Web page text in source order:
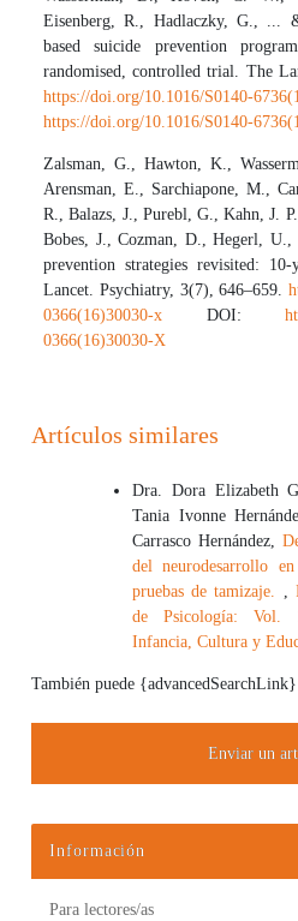
Eisenberg, R., Hadlaczky, G., ...
based suicide prevention
randomised, controlled trial. The
https://doi.org/10.1016/S0140-
https://doi.org/10.1016/S0140-
Zalsman, G., Hawton, K.,
Arensman, E., Sarchiapone, M.,
R., Balazs, J., Purebl, G., Kahn, J.
Bobes, J., Cozman, D., Hegerl,
prevention strategies revisited:
Lancet. Psychiatry, 3(7), 646–659.
0366(16)30030-x DOI:
0366(16)30030-X
Artículos similares
Dra. Dora Elizabeth
Tania Ivonne
Carrasco Hernández,
del neurodesarrollo en
pruebas de tamizaje. ,
de Psicología:
Infancia, Cultura y
También puede
Enviar un
Información
Para lectores/as